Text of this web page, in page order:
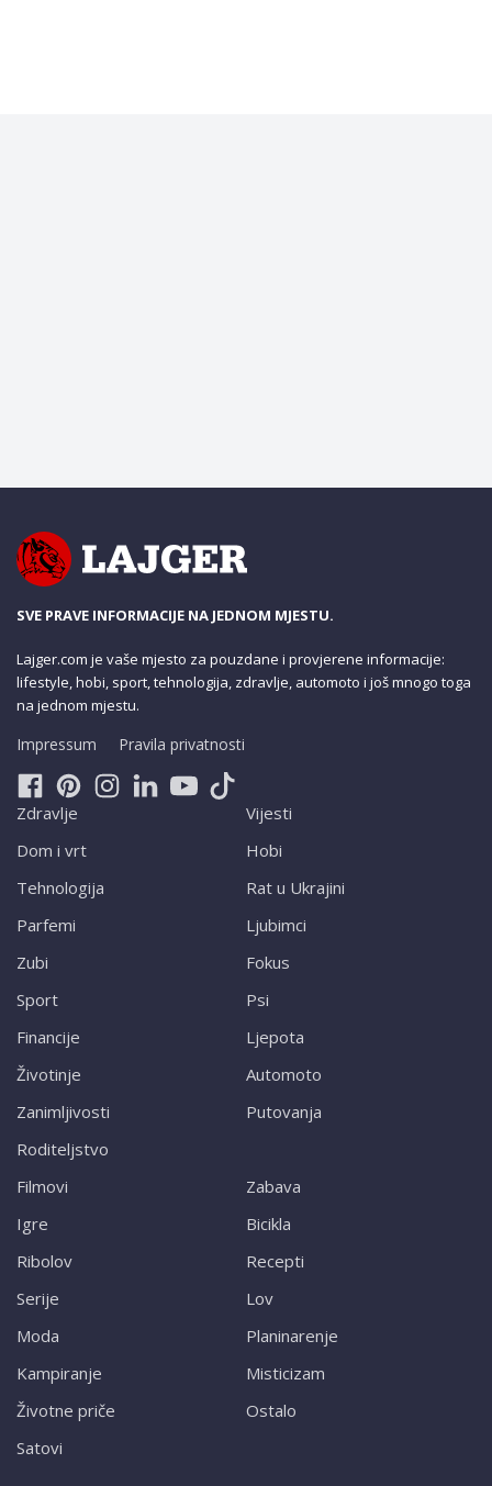
SVE PRAVE INFORMACIJE NA JEDNOM MJESTU.
Lajger.com je vaše mjesto za pouzdane i provjerene informacije:
lifestyle, hobi, sport, tehnologija, zdravlje, automoto i još mnogo toga
na jednom mjestu.
Impressum Pravila privatnosti
Zdravlje
Dom i vrt
Tehnologija
Parfemi
Zubi
Sport
Financije
Životinje
Zanimljivosti
Roditeljstvo
Vijesti
Hobi
Rat u Ukrajini
Ljubimci
Fokus
Psi
Ljepota
Automoto
Putovanja
Filmovi
Igre
Ribolov
Serije
Moda
Kampiranje
Životne priče
Satovi
Zabava
Bicikla
Recepti
Lov
Planinarenje
Misticizam
Ostalo